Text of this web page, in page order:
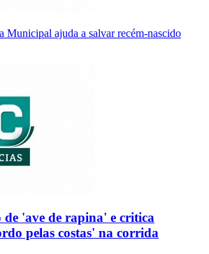
Municipal ajuda a salvar recém-nascido
'ave de rapina' e critica
pelas costas' na corrida